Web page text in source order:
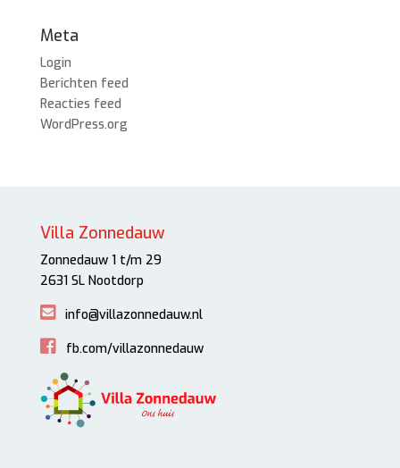
Meta
Login
Berichten feed
Reacties feed
WordPress.org
Villa Zonnedauw
Zonnedauw 1 t/m 29
2631 SL Nootdorp
info@villazonnedauw.nl
fb.com/villazonnedauw